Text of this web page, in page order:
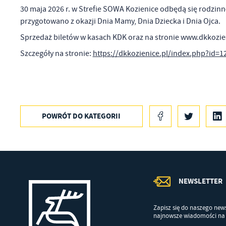
30 maja 2026 r. w Strefie SOWA Kozienice odbędą się
przygotowano z okazji Dnia Mamy, Dnia Dziecka i Dnia Ojca.
Sprzedaż biletów w kasach KDK oraz na stronie
Szczegóły na stronie: https://dkkozienice.pl/
POWRÓT DO KATEGORII
NEWSLETTER
Zapisz się do naszego
najnowsze wiadomości